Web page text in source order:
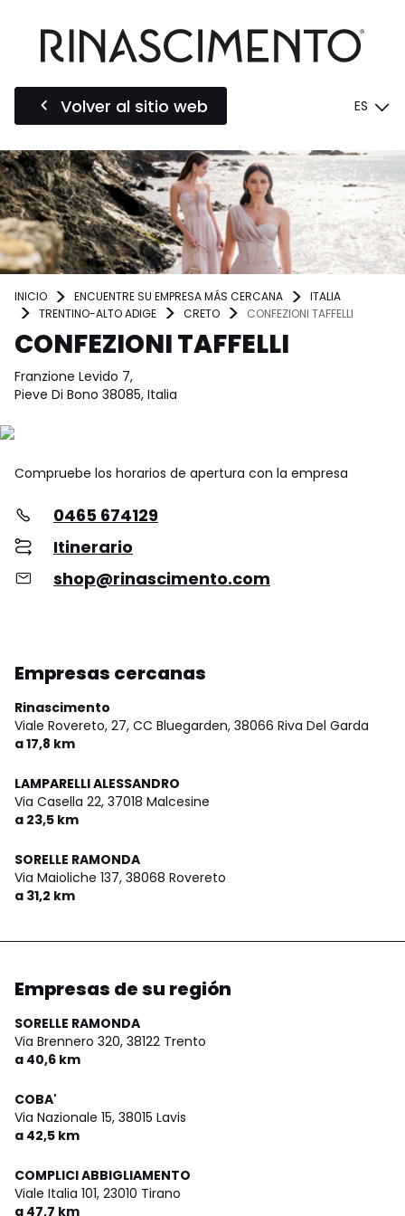
Volver al sitio web ES
INICIO ENCUENTRE SU EMPRESA MÁS CERCANA
ITALIA
TRENTINO-ALTO ADIGE
CRETO CONFEZIONI TAFFELLI
CONFEZIONI TAFFELLI
Franzione Levido 7,
Pieve Di Bono 38085, Italia
Compruebe los horarios de apertura con la empresa
0465 674129
Itinerario
shop@rinascimento.com
Empresas cercanas
Rinascimento
Viale Rovereto, 27, CC Bluegarden, 38066 Riva Del Garda
a 17,8 km
LAMPARELLI ALESSANDRO
Via Casella 22, 37018 Malcesine
a 23,5 km
SORELLE RAMONDA
Via Maioliche 137, 38068 Rovereto
a 31,2 km
Empresas de su región
SORELLE RAMONDA
Via Brennero 320, 38122 Trento
a 40,6 km
COBA'
Via Nazionale 15, 38015 Lavis
a 42,5 km
COMPLICI ABBIGLIAMENTO
Viale Italia 101, 23010 Tirano
a 47,7 km